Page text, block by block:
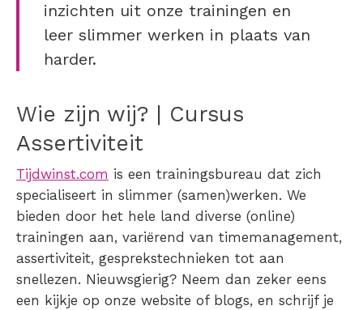
inzichten uit onze trainingen en
leer slimmer werken in plaats van
harder.
Wie zijn wij? | Cursus
Assertiviteit
Tijdwinst.com is een trainingsbureau dat zich
specialiseert in slimmer (samen)werken. We
bieden door het hele land diverse (online)
trainingen aan, variërend van timemanagement,
assertiviteit, gesprekstechnieken tot aan
snellezen. Nieuwsgierig? Neem dan zeker eens
een kijkje op onze website of blogs, en schrijf je